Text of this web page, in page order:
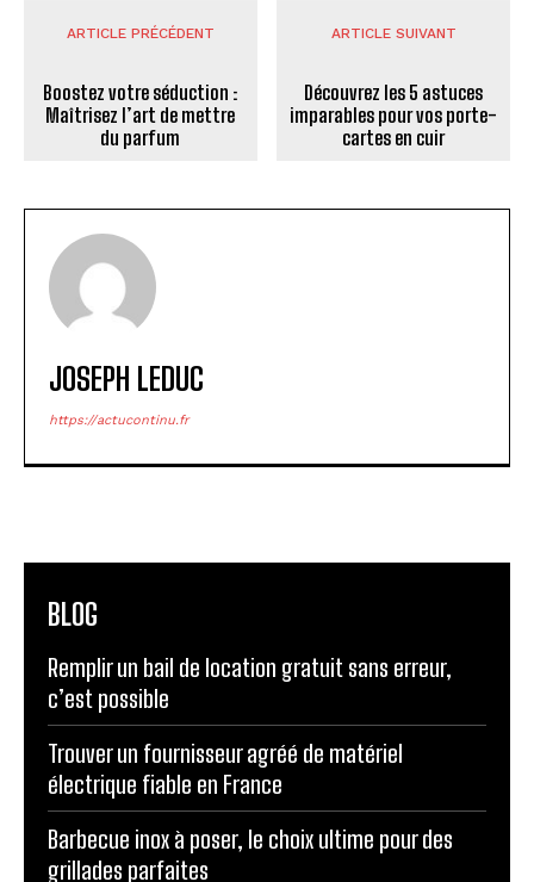
ARTICLE PRÉCÉDENT
Boostez votre séduction :
Maîtrisez l’art de mettre
du parfum
ARTICLE SUIVANT
Découvrez les 5 astuces
imparables pour vos porte-
cartes en cuir
JOSEPH LEDUC
https://actucontinu.fr
BLOG
Remplir un bail de location gratuit sans erreur,
c’est possible
Trouver un fournisseur agréé de matériel
électrique fiable en France
Barbecue inox à poser, le choix ultime pour des
grillades parfaites